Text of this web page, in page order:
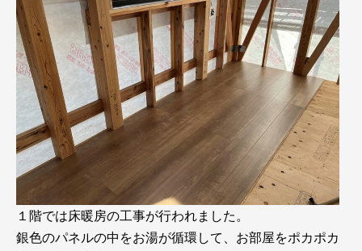
１階では床暖房の工事が行われました。
銀色のパネルの中をお湯が循環して、お部屋をポカポカ